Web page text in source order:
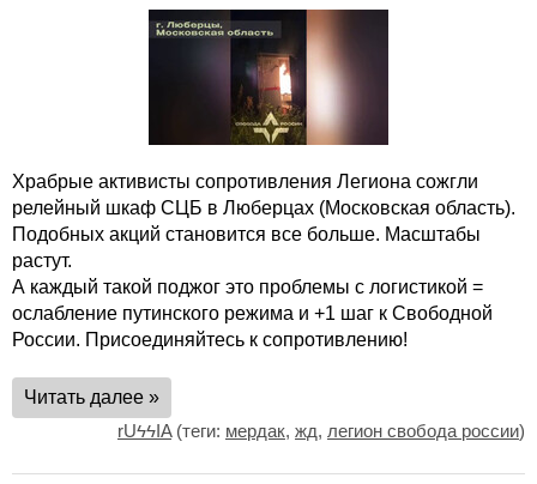
Храбрые активисты сопротивления Легиона сожгли
релейный шкаф СЦБ в Люберцах (Московская область).
Подобных акций становится все больше. Масштабы
растут.
А каждый такой поджог это проблемы с логистикой =
ослабление путинского режима и +1 шаг к Свободной
России. Присоединяйтесь к сопротивлению!
Читать далее »
rUϟϟIA(теги: мердак, жд, легион свобода россии)